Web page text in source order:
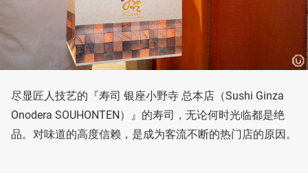
尽显匠人技艺的『寿司 银座小野寺 总本店（Sushi Ginza
Onodera SOUHONTEN）』的寿司，无论何时光临都是绝
品。对味道的高度信赖，是成为客流不断的热门店的原因。